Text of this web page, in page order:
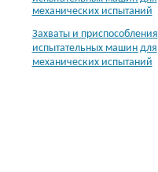
Захваты и приспособления
испытательных машин для
механических испытаний